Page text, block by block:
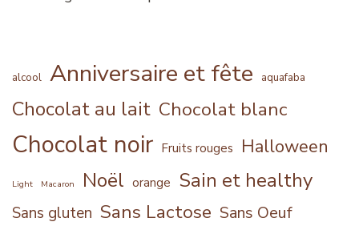
alcool Anniversaire et fête aquafaba
Chocolat au lait Chocolat blanc
Chocolat noir Fruits rouges Halloween
Light Macaron Noël orange Sain et healthy
Sans gluten Sans Lactose Sans Oeuf